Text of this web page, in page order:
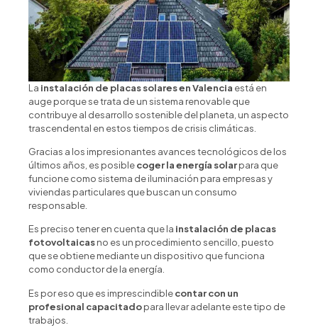
La instalación de placas solares en Valencia está en
auge porque se trata de un sistema renovable que
contribuye al desarrollo sostenible del planeta, un aspecto
trascendental en estos tiempos de crisis climáticas.
Gracias a los impresionantes avances tecnológicos de los
últimos años, es posiblecoger la energía solarpara que
funcione como sistema de iluminación para empresas y
viviendas particulares que buscan un consumo
responsable.
Es preciso tener en cuenta que la instalación de placas
fotovoltaicasno es un procedimiento sencillo, puesto
que se obtiene mediante un dispositivo que funciona
como conductor de la energía.
Es por eso que es imprescindiblecontar con un
profesional capacitadopara llevar adelante este tipo de
trabajos.